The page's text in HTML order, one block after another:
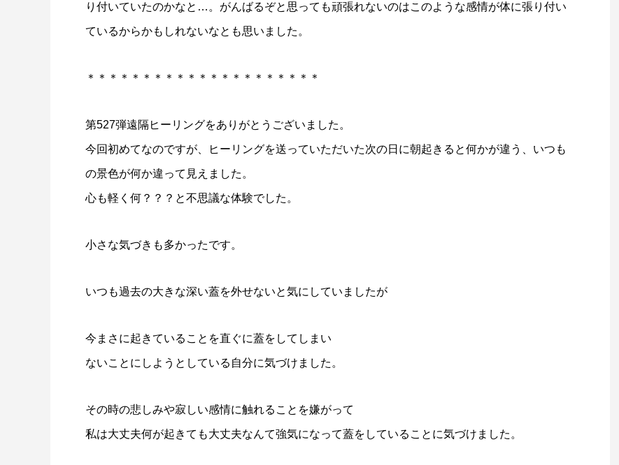
り付いていたのかなと…。がんばるぞと思っても頑張れないのはこのような感情が体に張り付い
ているからかもしれないなとも思いました。
＊＊＊＊＊＊＊＊＊＊＊＊＊＊＊＊＊＊＊＊＊
第527弾遠隔ヒーリングをありがとうございました。
今回初めてなのですが、ヒーリングを送っていただいた次の日に朝起きると何かが違う、いつも
の景色が何か違って見えました。
心も軽く何？？？と不思議な体験でした。
小さな気づきも多かったです。
いつも過去の大きな深い蓋を外せないと気にしていましたが
今まさに起きていることを直ぐに蓋をしてしまい
ないことにしようとしている自分に気づけました。
その時の悲しみや寂しい感情に触れることを嫌がって
私は大丈夫何が起きても大丈夫なんて強気になって蓋をしていることに気づけました。